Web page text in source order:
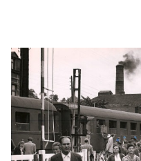
MIGRATIONS
Bruxelles : terre
Comment l’ancienne
en moins de deux siècles,